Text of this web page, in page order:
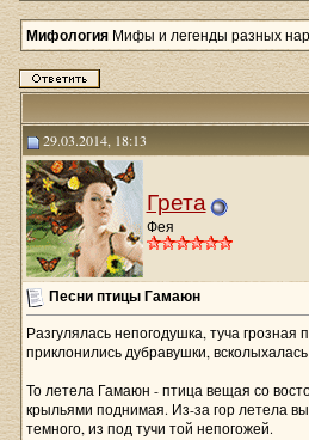
Мифология Мифы и легенды разных
29.03.2014, 18:13
Грета
Фея
Песни птицы Гамаюн
Разгулялась непогодушка, туча
приклонились дубравушки,
То летела Гамаюн - птица вещая со
крыльями поднимая. Из-за гор летела
темного, из под тучи той непогожей.